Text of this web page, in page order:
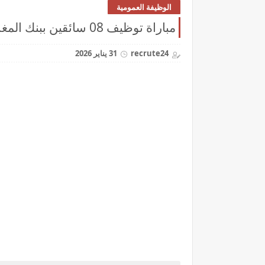
الوظيفة العمومية
مباراة توظيف 08 سائقين ببنك المغرب آخر أجل هو 11 فبراير 2026
recrute24 31 يناير 2026